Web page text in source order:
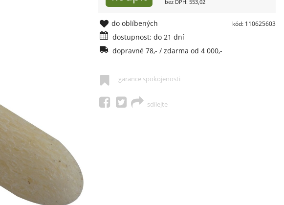
bez DPH: 553,02
kód: 110625603
do oblíbených
dostupnost: do 21 dní
dopravné 78,- / zdarma od 4 000,-
garance spokojenosti
sdílejte